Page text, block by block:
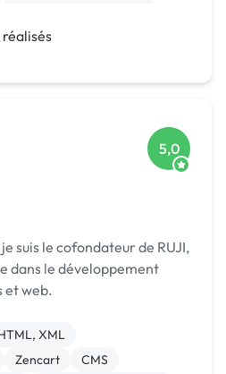
site
Landing page
réalisés
5,0
suis le cofondateur de RUJI,
dans le développement
et web.
XML
Zencart
CMS